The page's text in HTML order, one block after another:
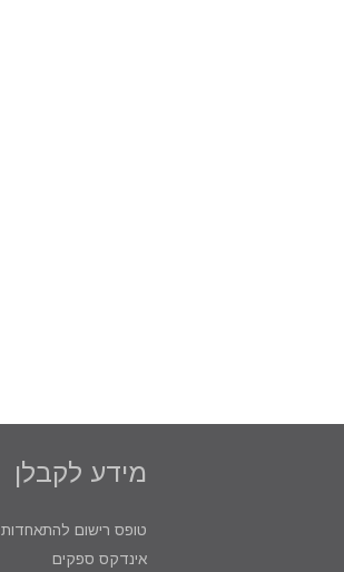
מידע לקבלן
טופס רישום להתאחדות
אינדקס ספקים